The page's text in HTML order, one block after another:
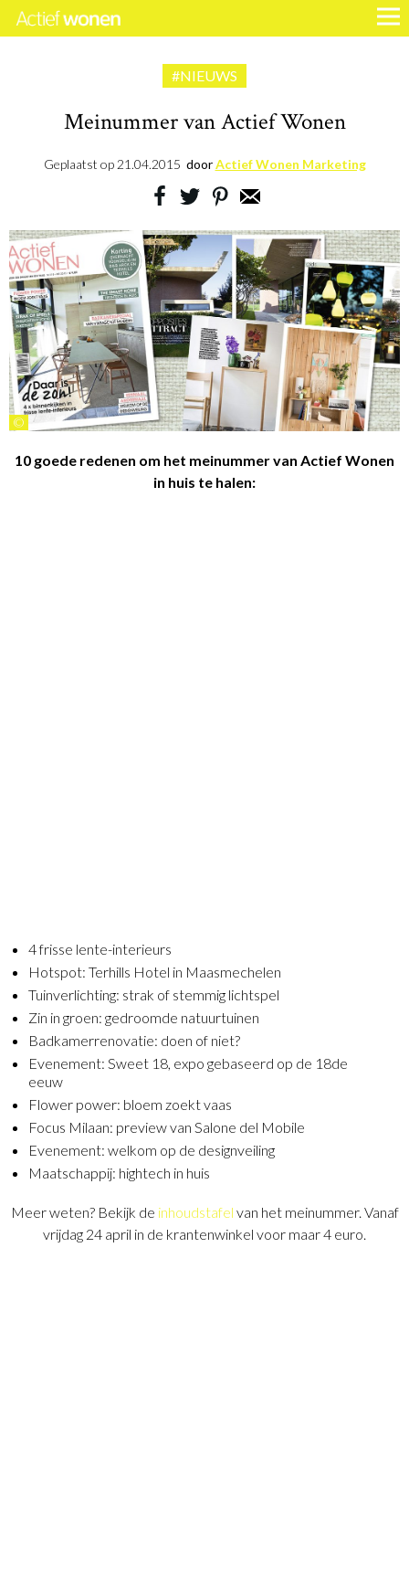
#NIEUWS
Meinummer van Actief Wonen
Geplaatst op 21.04.2015 doorActief Wonen Marketing
©
10 goede redenen om het meinummer van Actief Wonen
in huis te halen:
4 frisse lente-interieurs
Hotspot: Terhills Hotel in Maasmechelen
Tuinverlichting: strak of stemmig lichtspel
Zin in groen: gedroomde natuurtuinen
Badkamerrenovatie: doen of niet?
Evenement: Sweet 18, expo gebaseerd op de 18de
eeuw
Flower power: bloem zoekt vaas
Focus Milaan: preview van Salone del Mobile
Evenement: welkom op de designveiling
Maatschappij: hightech in huis
Meer weten? Bekijk de inhoudstafel van het meinummer. Vanaf
vrijdag 24 april in de krantenwinkel voor maar 4 euro.